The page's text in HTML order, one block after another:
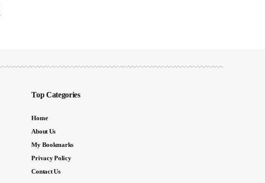
Top Categories
Home
About Us
My Bookmarks
Privacy Policy
Contact Us